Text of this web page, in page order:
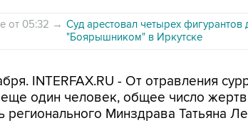
от 05:32 → Суд арестовал четырех фигурантов
"Боярышником" в Иркутске
INTERFAX.RU - От отравления
один человек, общее число
регионального Минздрава Татьяна